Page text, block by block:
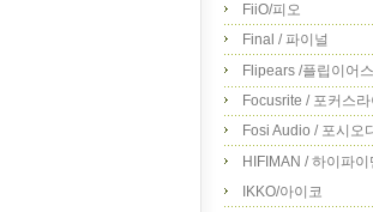
FiiO/피오
Final / 파이널
Flipears /플립이어스
Focusrite / 포커스라
Fosi Audio / 포시오
HIFIMAN / 하이파이
IKKO/아이코